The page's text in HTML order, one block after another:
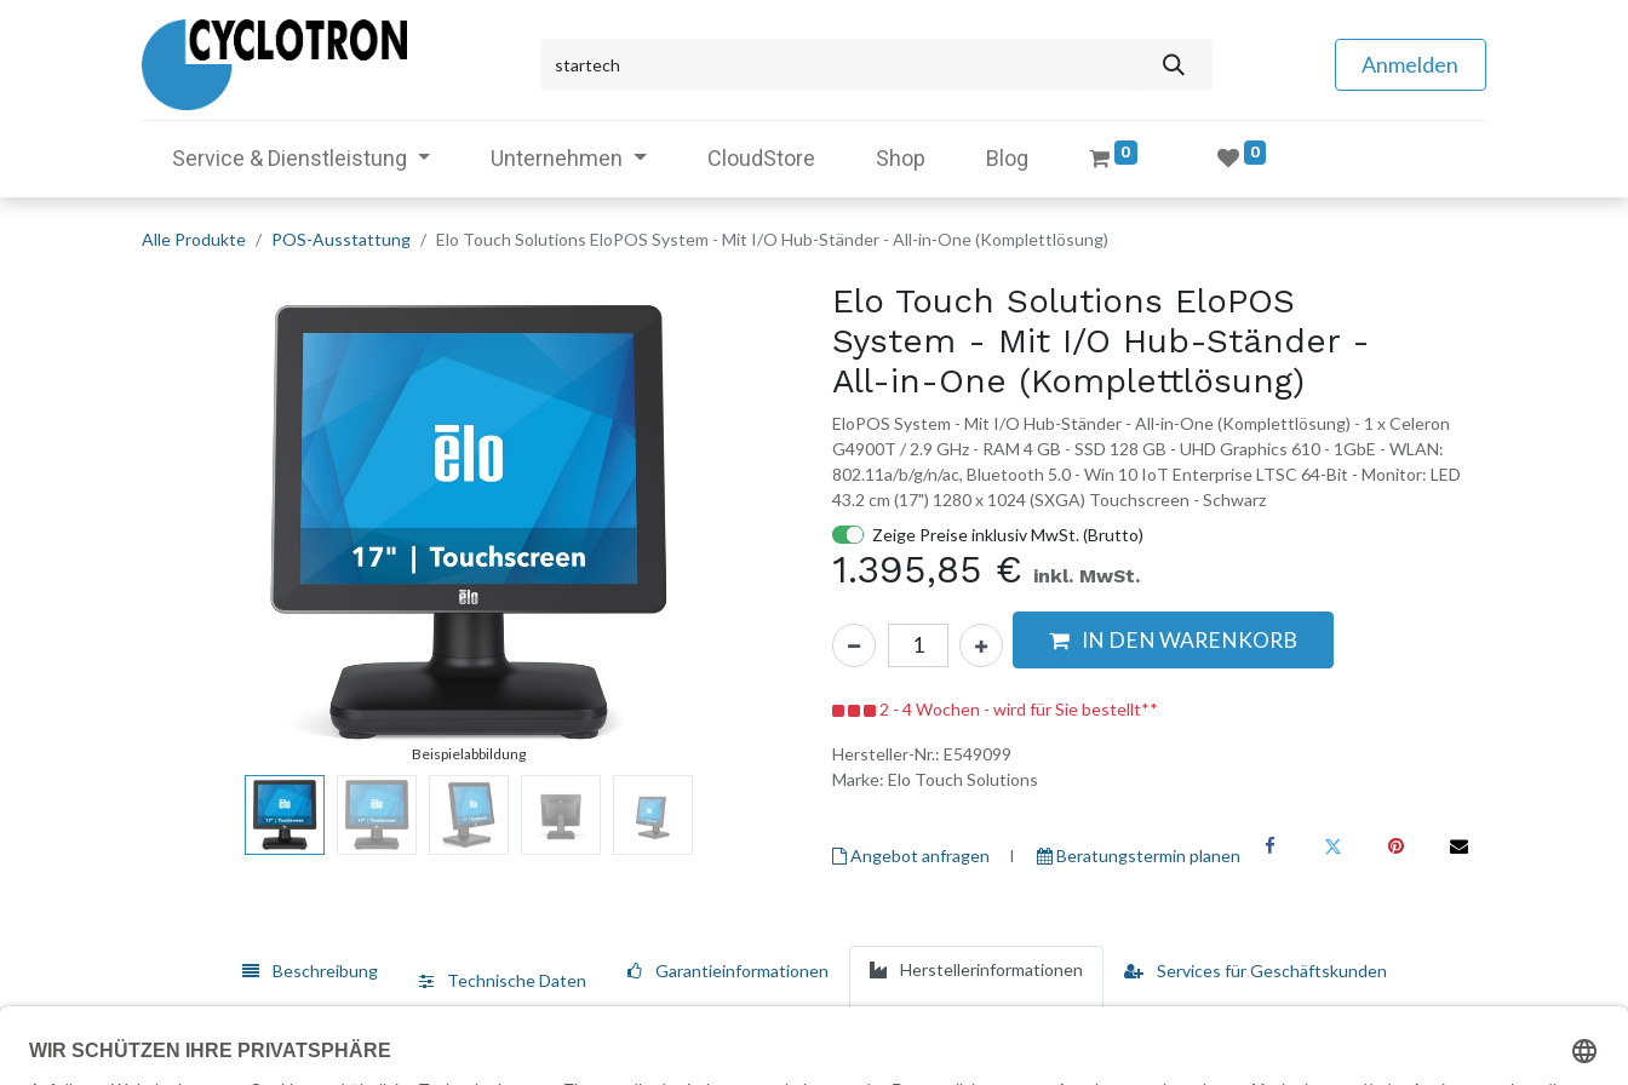
Anmelden
Service & Dienstleistung Unternehmen CloudStore Shop Blog 0 0
Alle Produkte POS-Ausstattung Elo Touch Solutions EloPOS System - Mit I/O Hub-Ständer - All-in-One (Komplettlösung)
Elo Touch Solutions EloPOS
System - Mit I/O Hub-Ständer -
All-in-One (Komplettlösung)
EloPOS System - Mit I/O Hub-Ständer - All-in-One (Komplettlösung) - 1 x Celeron
G4900T / 2.9 GHz - RAM 4 GB - SSD 128 GB - UHD Graphics 610 - 1GbE - WLAN:
802.11a/b/g/n/ac, Bluetooth 5.0 - Win 10 IoT Enterprise LTSC 64-Bit - Monitor: LED
43.2 cm (17") 1280 x 1024 (SXGA) Touchscreen - Schwarz
Zeige Preise inklusiv MwSt. (Brutto)
1.395,85 € inkl. MwSt.
IN DEN WARENKORB
2 - 4 Wochen - wird für Sie bestellt**
Hersteller-Nr.: E549099
Marke: Elo Touch Solutions
Angebot anfragen I ​ Beratungstermin planen
Beschreibung Technische Daten Garantieinformationen Herstellerinformationen Services für Geschäftskunden
Das vielseitige EloPOS-System vereint moderne Ästhetik, modulare Flexibilität mit höchster Zuverlässigkeit für den Einsatz in kommerzielle Umgebungen. Speziell für POS-